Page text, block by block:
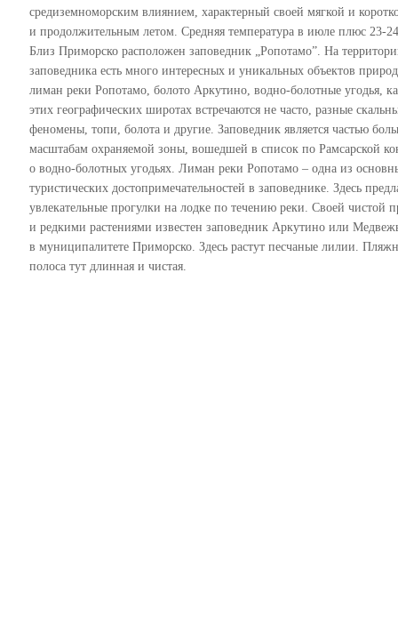
средиземноморским влиянием, характерный своей мягкой и
и продолжительным летом. Средняя температура в июле плюс 23-
Близ Приморско расположен заповедник „Ропотамо”. На
заповедника есть много интересных и уникальных объектов
лиман реки Ропотамо, болото Аркутино, водно-болотные угодья,
этих географических широтах встречаются не часто, разные
феномены, топи, болота и другие. Заповедник является частью
масштабам охраняемой зоны, вошедшей в список по Рамсарской
о водно-болотных угодьях. Лиман реки Ропотамо – одна из
туристических достопримечательностей в заповеднике. Здесь
увлекательные прогулки на лодке по течению реки. Своей чистой
и редкими растениями известен заповедник Аркутино или
в муниципалитете Приморско. Здесь растут песчаные лилии.
полоса тут длинная и чистая.